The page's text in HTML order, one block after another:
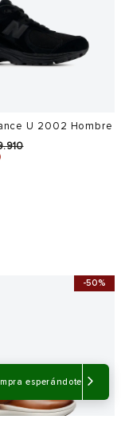
esperándote
U 2002 Hombre
7.5
-50%